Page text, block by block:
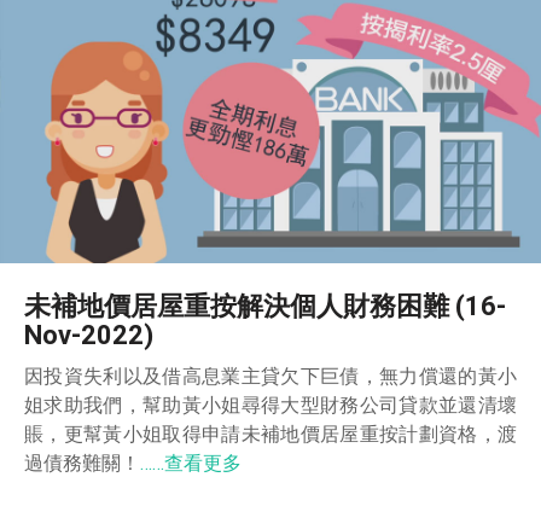
未補地價居屋重按解決個人財務困難 (16-
Nov-2022)
因投資失利以及借高息業主貸欠下巨債，無力償還的黃小
姐求助我們，幫助黃小姐尋得大型財務公司貸款並還清壞
賬，更幫黃小姐取得申請未補地價居屋重按計劃資格，渡
過債務難關！ ……查看更多